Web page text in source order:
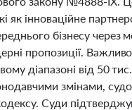
як інноваційне
бізнесу через
пропозиції.
діапазоні від 50
змінами,
Суди